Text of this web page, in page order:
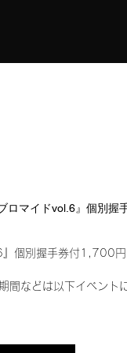
ロマイドvol.6』個別握
』個別握手券付1,700
間などは以下イベント